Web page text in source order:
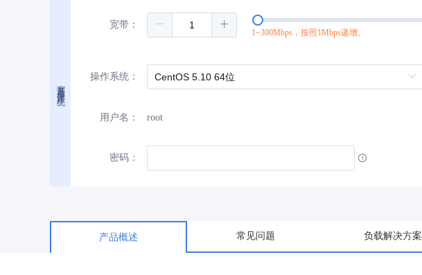
宽带与操作系统
宽带：
1~300Mbps，按照1Mbps递增。
操作系统：
用户名： root
密码：
产品概述 常见问题 负载解决方案